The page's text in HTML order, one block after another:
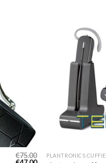
€75.00
PLANTRONICS CUFFIE